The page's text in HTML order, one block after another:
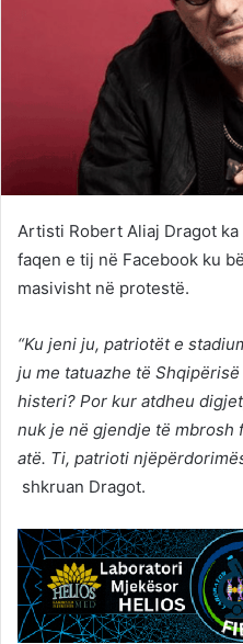
Artisti Robert Aliaj Dragot
faqen e tij në Facebook ku
masivisht në protestë.
“Ku jeni ju, patriotët e
ju me tatuazhe të
histeri? Por kur atdheu
nuk je në gjendje të mbrosh
atë. Ti, patrioti
shkruan Dragot.